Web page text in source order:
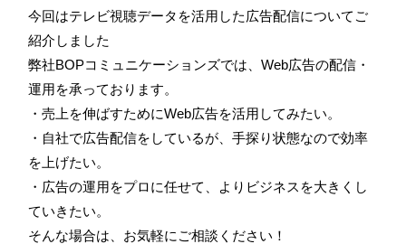
今回はテレビ視聴データを活用した広告配信についてご
紹介しました
弊社BOPコミュニケーションズでは、Web広告の配信・
運用を承っております。
・売上を伸ばすためにWeb広告を活用してみたい。
・自社で広告配信をしているが、手探り状態なので効率
を上げたい。
・広告の運用をプロに任せて、よりビジネスを大きくし
ていきたい。
そんな場合は、お気軽にご相談ください！